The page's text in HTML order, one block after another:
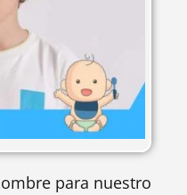
para nuestro